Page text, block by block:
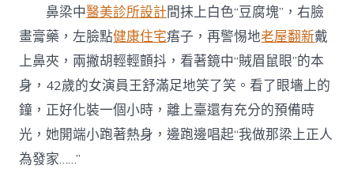
鼻梁中醫美診所設計間抹上白色“豆腐塊”，右臉
畫膏藥，左臉點健康住宅痦子，再警惕地老屋翻新戴
上鼻夾，兩撇胡輕輕顫抖，看著鏡中“賊眉鼠眼”的本
身，42歲的女演員王舒滿足地笑了笑。看了眼墻上的
鐘，正好化裝一個小時，離上臺還有充分的預備時
光，她開端小跑著熱身，邊跑邊唱起“我做那梁上正人
為發家……”